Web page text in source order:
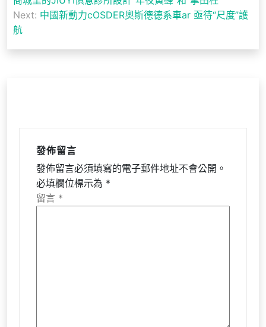
導
覽
Next: 中國新動力cOSDER奧斯德德系車ar 亟待“尺度”護
航
發佈留言
發佈留言必須填寫的電子郵件地址不會公開。
必填欄位標示為 *
留言 *